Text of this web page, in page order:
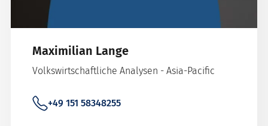
Maximilian Lange
Volkswirtschaftliche Analysen - Asia-Pacific
+49 151 58348255